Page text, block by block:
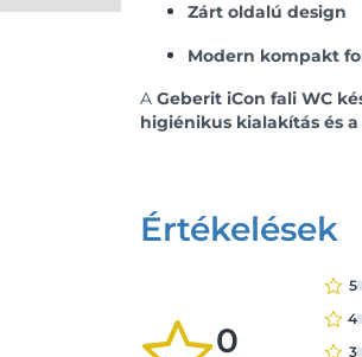
Zárt oldalú design
Modern kompakt
A Geberit iCon fali WC
higiénikus kialakítás és
Értékelések
0
5
4
3